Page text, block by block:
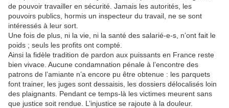
de pouvoir travailler en sécurité. Jamais les autorités, les
pouvoirs publics, hormis un inspecteur du travail, ne se sont
intéressés à leur sort.
Une fois de plus, ni la vie, ni la santé des salarié-e-s, n’ont fait le
poids ; seuls les profits ont compté.
Ainsi la fidèle tradition de pardon aux puissants en France reste
bien vivace. Aucune condamnation pénale à l’encontre des
patrons de l’amiante n’a encore pu être obtenue : les parquets
font trainer, les juges sont dessaisis, les dossiers délocalisés loin
des plaignants. Pendant ce temps-là les victimes meurent sans
que justice soit rendue. L’injustice se rajoute à la douleur.